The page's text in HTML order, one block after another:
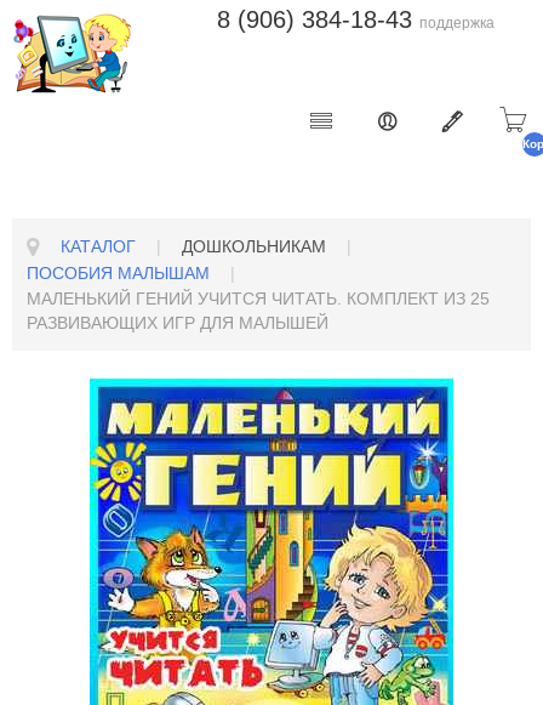
8 (906) 384-18-43 поддержка
КАТАЛОГ | ДОШКОЛЬНИКАМ
|
ПОСОБИЯ МАЛЫШАМ
|
МАЛЕНЬКИЙ ГЕНИЙ УЧИТСЯ ЧИТАТЬ. КОМПЛЕКТ ИЗ 25
РАЗВИВАЮЩИХ ИГР ДЛЯ МАЛЫШЕЙ